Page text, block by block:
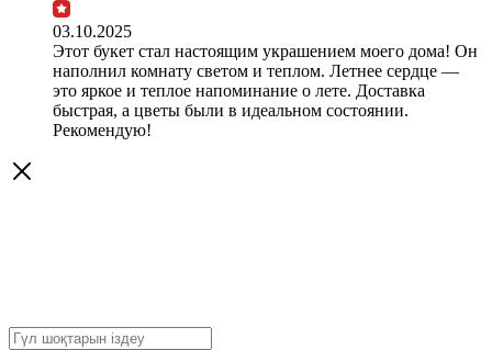
03.10.2025
Этот букет стал настоящим украшением моего дома! Он
наполнил комнату светом и теплом. Летнее сердце —
это яркое и теплое напоминание о лете. Доставка
быстрая, а цветы были в идеальном состоянии.
Рекомендую!